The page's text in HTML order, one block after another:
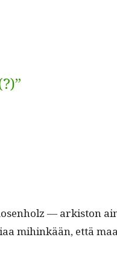
— ark­iston
mihinkään, että